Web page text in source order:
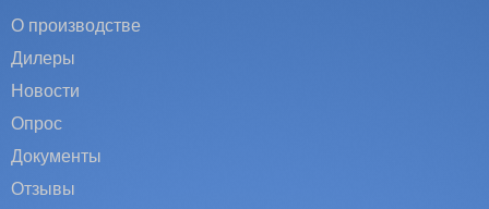
О производстве
Дилеры
Новости
Опрос
Документы
Отзывы